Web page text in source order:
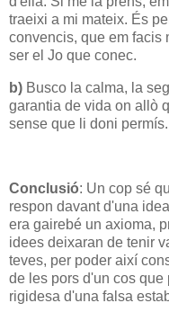
traeixi a mi mateix. És
convencis, que em facis
ser el Jo que conec.
b) Busco la calma, la
garantia de vida on allò
sense que li doni permís.
Conclusió: Un cop sé
respon davant d'una
era gairebé un axioma,
idees deixaran de tenir
teves, per poder així
de les pors d'un cos que
rigidesa d'una falsa